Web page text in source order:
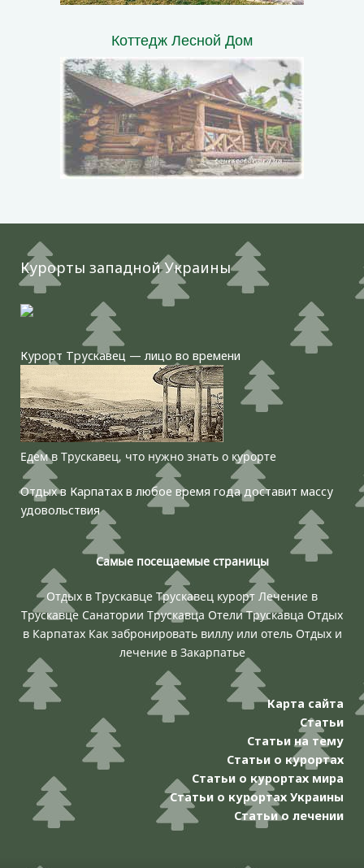
Коттедж Лесной Дом
Курорты западной Украины
Курорт Трускавец — лицо во времени
Едем в Трускавец, что нужно знать о курорте
Отдых в Карпатах в любое время года доставит массу
удовольствия
Самые посещаемые страницы
Отдых в Трускавце Трускавец курорт Лечение в
Трускавце Санатории Трускавца Отели Трускавца Отдых
в Карпатах Как забронировать виллу или отель Отдых и
лечение в Закарпатье
Карта сайта
Статьи
Статьи на тему
Статьи о курортах
Статьи о курортах мира
Статьи о курортах Украины
Статьи о лечении